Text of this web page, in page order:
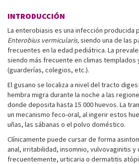
INTRODUCCIÓN
La enterobiasis es una infección producida
Enterobius vermicularis,siendo una de las
frecuentes en la edad pediátrica. La
siendo más frecuente en climas templados
(guarderías, colegios, etc.).
El gusano se localiza a nivel del tracto
hembra migra durante la noche a las
donde deposita hasta 15 000 huevos. La
un mecanismo feco-oral, al ingerir estos
uñas, las sábanas o el polvo doméstico.
Clínicamente puede cursar de forma
anal, irritabilidad, insomnio, vulvovaginitis y
frecuentemente, urticaria o dermatitis